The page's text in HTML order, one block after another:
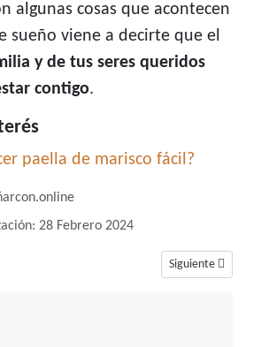
algunas cosas que acontecen
sueño viene a decirte que el
y de tus seres queridos
contigo.
paella de marisco fácil?
28 Febrero 2024
que te pica, un sueño conectado a tu realidad
Artículo siguiente:
Siguiente